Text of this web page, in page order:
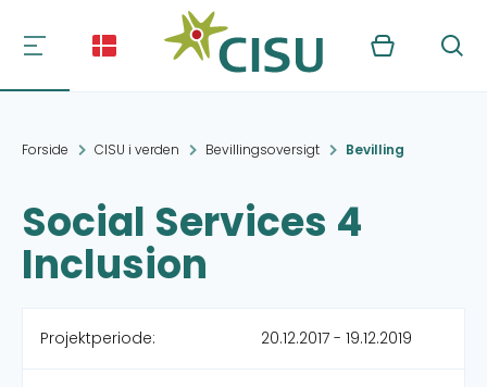
Kurv Søg
Forside CISU i verden Bevillingsoversigt Bevilling
Social Services 4
Inclusion
Projektperiode: 20.12.2017 - 19.12.2019